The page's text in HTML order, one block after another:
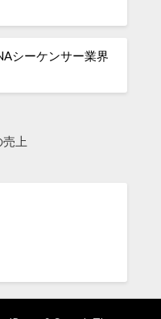
シーケンサー業界
上